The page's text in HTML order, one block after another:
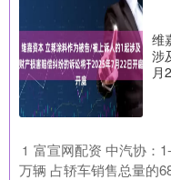
维
涉
月
1 富宣网配资 中汽协：
万辆 占轿车销售总量的